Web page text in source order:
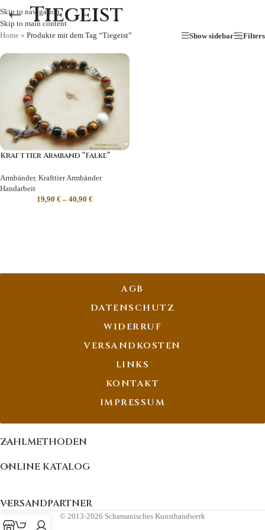
Skip to navigation
Skip to main content
Tiegeist
Home » Produkte mit dem Tag “Tiegeist” Show sidebar Filters
Krafttier Armband “Falke”
Armbänder, Krafttier Armbänder
Handarbeit
19,90 € – 40,90 €
AGB
DATENSCHUTZ
WIDERRUF
VERSANDKOSTEN
LINKS
KONTAKT
IMPRESSUM
ZAHLMETHODEN
ONLINE KATALOG
VERSANDPARTNER
© 2013-2026 Schamanisches Kunsthandwerk